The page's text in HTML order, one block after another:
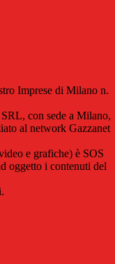
Imprese di Milano n.
con sede a Milano,
al network Gazzanet
e grafiche) è SOS
oggetto i contenuti del